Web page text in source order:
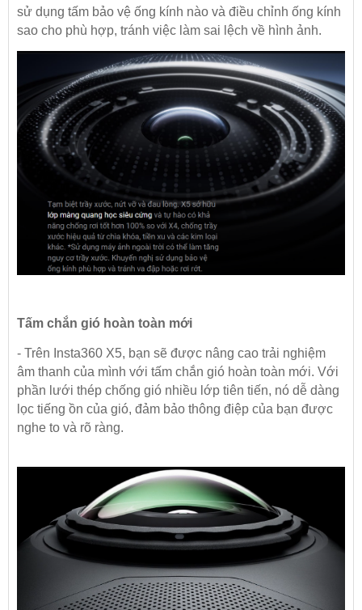
sử dụng tấm bảo vệ ống kính nào và điều chỉnh ống kính
sao cho phù hợp, tránh việc làm sai lệch về hình ảnh.
Tấm chắn gió hoàn toàn mới
- Trên Insta360 X5, bạn sẽ được nâng cao trải nghiệm
âm thanh của mình với tấm chắn gió hoàn toàn mới. Với
phần lưới thép chống gió nhiều lớp tiên tiến, nó dễ dàng
lọc tiếng ồn của gió, đảm bảo thông điệp của bạn được
nghe to và rõ ràng.